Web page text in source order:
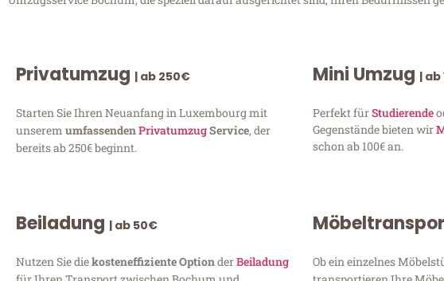
Privatumzug | ab 250€
Starten Sie Ihren Neuanfang in Luxembourg mit
unserem umfassendenPrivatumzugService, der
bereits ab 250€ beginnt.
Mini Umzug | ab
Perfekt fürStudierende
Gegenstände bieten wir
schon ab 100€ an.
Beiladung | ab 50€
Nutzen Sie diekosteneffiziente OptionderBeiladung
Ob ein einzelnes